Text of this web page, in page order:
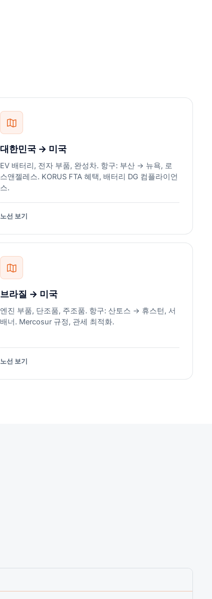
대한민국 → 미국
EV 배터리, 전자 부품, 완성차. 항구: 부산 → 뉴욕, 로
스앤젤레스. KORUS FTA 혜택, 배터리 DG 컴플라이언
스.
노선 보기
브라질 → 미국
엔진 부품, 단조품, 주조품. 항구: 산토스 → 휴스턴, 서
배너. Mercosur 규정, 관세 최적화.
노선 보기